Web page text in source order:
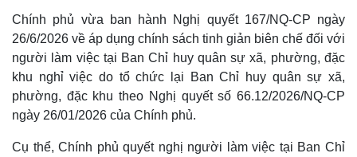
Chính phủ vừa ban hành Nghị quyết 167/NQ-CP ngày
26/6/2026 về áp dụng chính sách tinh giản biên chế đối với
người làm việc tại Ban Chỉ huy quân sự xã, phường, đặc
khu nghỉ việc do tổ chức lại Ban Chỉ huy quân sự xã,
phường, đặc khu theo Nghị quyết số 66.12/2026/NQ-CP
ngày 26/01/2026 của Chính phủ.
Cụ thể, Chính phủ quyết nghị người làm việc tại Ban Chỉ